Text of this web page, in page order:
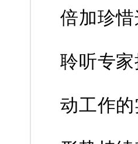
倍加珍
聆听专
动工作